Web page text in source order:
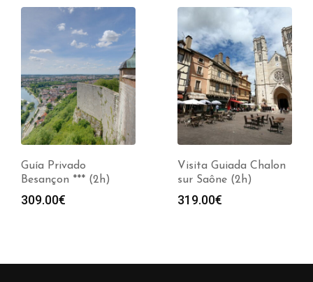
Guía Privado
Besançon *** (2h)
309.00€
Visita Guiada Chalon
sur Saône (2h)
319.00€